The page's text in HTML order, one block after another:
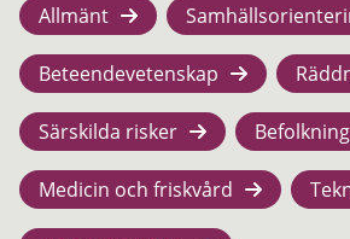
Allmänt
Beteendevetenskap
Särskilda risker
Medicin och friskvård